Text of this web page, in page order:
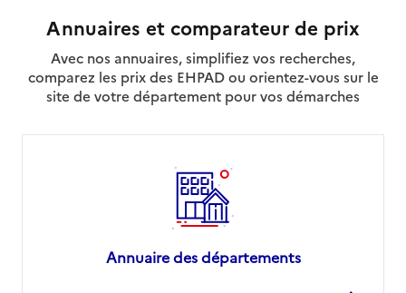
Annuaires et comparateur de prix
Avec nos annuaires, simplifiez vos recherches,
comparez les prix des EHPAD ou orientez-vous sur le
site de votre département pour vos démarches
Annuaire des départements